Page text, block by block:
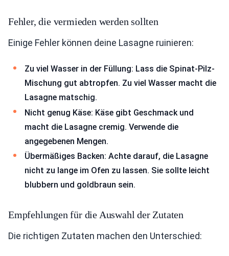
Fehler, die vermieden werden sollten
Einige Fehler können deine Lasagne ruinieren:
Zu viel Wasser in der Füllung: Lass die Spinat-Pilz-
Mischung gut abtropfen. Zu viel Wasser macht die
Lasagne matschig.
Nicht genug Käse: Käse gibt Geschmack und
macht die Lasagne cremig. Verwende die
angegebenen Mengen.
Übermäßiges Backen: Achte darauf, die Lasagne
nicht zu lange im Ofen zu lassen. Sie sollte leicht
blubbern und goldbraun sein.
Empfehlungen für die Auswahl der Zutaten
Die richtigen Zutaten machen den Unterschied: